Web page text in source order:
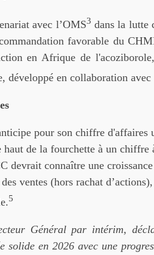
avec l’OMS3 dans la lutte
favorable du
en Afrique de
développé en collaboration
pour son chiffre d'affaires
haut de la fourchette à un
devrait connaître une
ventes (hors rachat
5
Général par intérim,
solide en 2026 avec une